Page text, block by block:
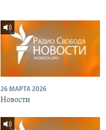
26 МАРТА 2026
Новости